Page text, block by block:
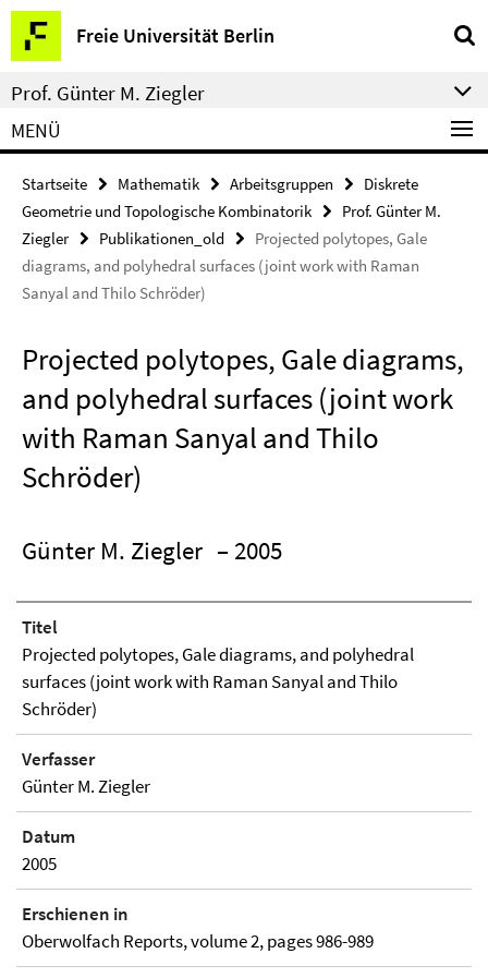
Springe
direkt
zu
Inhalt
Freie Universität Berlin
Service-
Navigation
Prof. Günter M. Ziegler
MENÜ
Startseite Mathematik Arbeitsgruppen
Diskrete
Geometrie und Topologische Kombinatorik
Prof. Günter M.
Ziegler
Publikationen_old
Projected polytopes, Gale
diagrams, and polyhedral surfaces (joint work with Raman
Sanyal and Thilo Schröder)
Projected polytopes, Gale diagrams,
and polyhedral surfaces (joint work
with Raman Sanyal and Thilo
Schröder)
Günter M. Ziegler – 2005
Titel
Projected polytopes, Gale diagrams, and polyhedral
surfaces (joint work with Raman Sanyal and Thilo
Schröder)
Verfasser
Günter M. Ziegler
Datum
2005
Erschienen in
Oberwolfach Reports, volume 2, pages 986-989